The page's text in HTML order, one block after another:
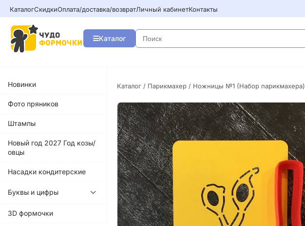
КаталогСкидкиОплата/доставка/возвратЛичный кабинетКонтакты
Каталог
Новинки
Фото пряников
Штампы
Новый год 2027 Год козы/
овцы
Насадки кондитерские
Буквы и цифры
3D формочки
Каталог / Парикмахер / Ножницы №1 (Набор парикмахера)